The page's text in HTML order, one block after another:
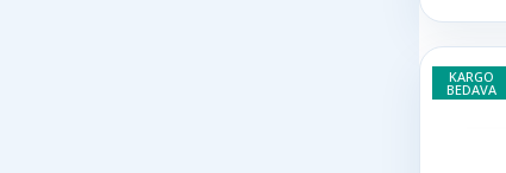
KARGO
BEDAVA